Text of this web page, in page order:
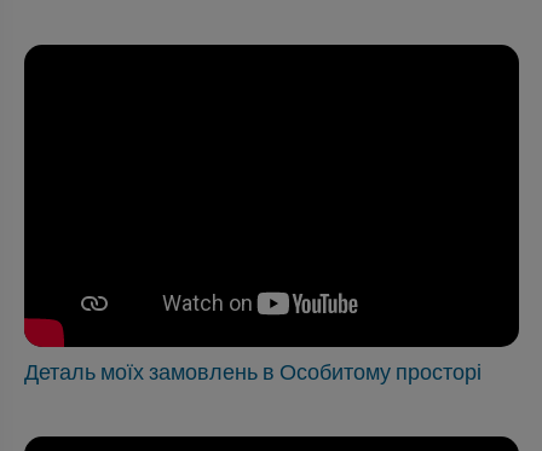
Деталь моїх замовлень в Особитому просторі